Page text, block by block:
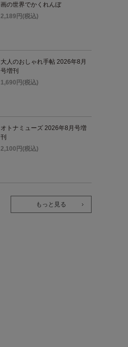
画の世界でかくれんぼ
2,189円(税込)
大人のおしゃれ手帖 2026年8月
号増刊
1,690円(税込)
オトナミューズ 2026年8月号増
刊
2,100円(税込)
もっと見る